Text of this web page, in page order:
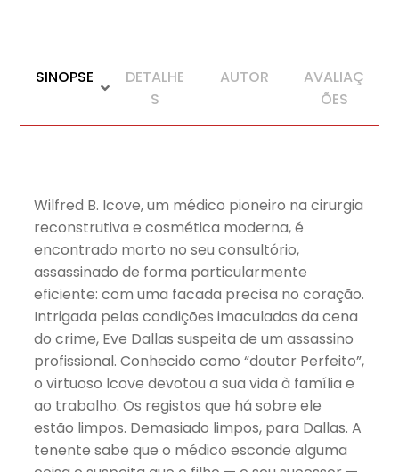
SINOPSE
DETALHE
S
AUTOR
AVALIAÇ
ÕES
Wilfred B. Icove, um médico pioneiro na cirurgia
reconstrutiva e cosmética moderna, é
encontrado morto no seu consultório,
assassinado de forma particularmente
eficiente: com uma facada precisa no coração.
Intrigada pelas condições imaculadas da cena
do crime, Eve Dallas suspeita de um assassino
profissional. Conhecido como “doutor Perfeito”,
o virtuoso Icove devotou a sua vida à família e
ao trabalho. Os registos que há sobre ele
estão limpos. Demasiado limpos, para Dallas. A
tenente sabe que o médico esconde alguma